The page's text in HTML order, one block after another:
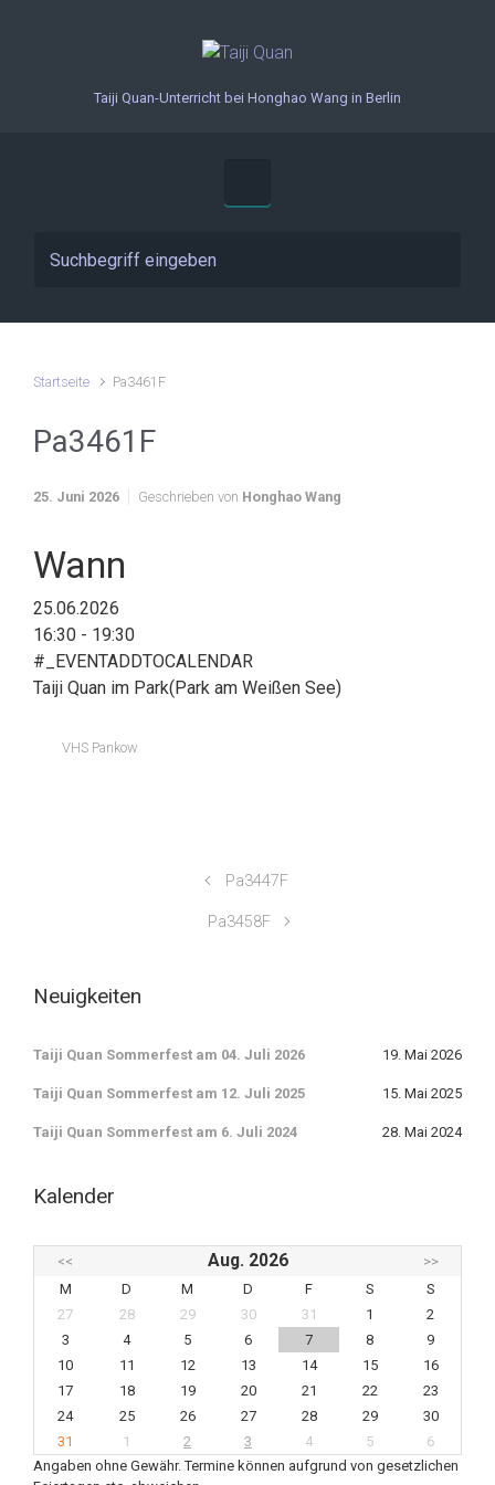
Taiji Quan-Unterricht bei Honghao Wang in Berlin
Startseite Pa3461F
Pa3461F
25. Juni 2026 Geschrieben von Honghao Wang
Wann
25.06.2026
16:30 - 19:30
#_EVENTADDTOCALENDAR
Taiji Quan im Park(Park am Weißen See)
VHS Pankow
Pa3447F
Pa3458F
Neuigkeiten
Taiji Quan Sommerfest am 04. Juli 2026 19. Mai 2026
Taiji Quan Sommerfest am 12. Juli 2025 15. Mai 2025
Taiji Quan Sommerfest am 6. Juli 2024 28. Mai 2024
Kalender
<< Aug. 2026
>>
M
D M D F S
S
27
28 29 30 31 1
2
3
4 5 6 7 8
9
10
11 12 13 14 15
16
17
18 19 20 21 22
23
24
25 26 27 28 29
30
31
1 2 3 4 5
6
Angaben ohne Gewähr. Termine können aufgrund von gesetzlichen